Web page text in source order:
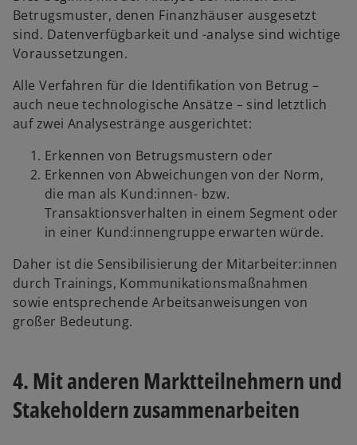
i
n
n
e
r
e
R
e
g
i
r
a
Betrugsmuster, denen Finanzhäuser ausgesetzt
sind. Datenverfügbarkeit und -analyse sind wichtige
Voraussetzungen.
Alle Verfahren für die Identifikation von Betrug –
auch neue technologische Ansätze – sind letztlich
auf zwei Analysestränge ausgerichtet:
Erkennen von Betrugsmustern oder
Erkennen von Abweichungen von der Norm,
die man als Kund:innen- bzw.
Transaktionsverhalten in einem Segment oder
in einer Kund:innengruppe erwarten würde.
Daher ist die Sensibilisierung der Mitarbeiter:innen
durch Trainings, Kommunikationsmaßnahmen
sowie entsprechende Arbeitsanweisungen von
großer Bedeutung.
4. Mit anderen Marktteilnehmern und
Stakeholdern zusammenarbeiten